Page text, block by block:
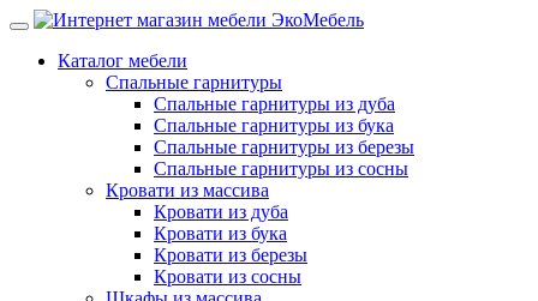
Каталог мебели
Спальные гарнитуры
Спальные гарнитуры из дуба
Спальные гарнитуры из бука
Спальные гарнитуры из березы
Спальные гарнитуры из сосны
Кровати из массива
Кровати из дуба
Кровати из бука
Кровати из березы
Кровати из сосны